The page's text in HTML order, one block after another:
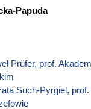
Papuda
Prüfer, prof.
Such-Pyrgiel,